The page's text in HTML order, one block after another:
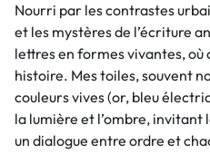
Nourri par les contrastes
et les mystères de l’écriture
lettres en formes vivantes,
histoire. Mes toiles, souvent
couleurs vives (or, bleu
la lumière et l’ombre,
un dialogue entre ordre et